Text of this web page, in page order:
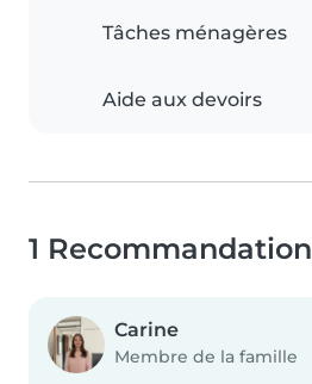
Tâches ménagères
Aide aux devoirs
1 Recommandation
Carine
Membre de la famille